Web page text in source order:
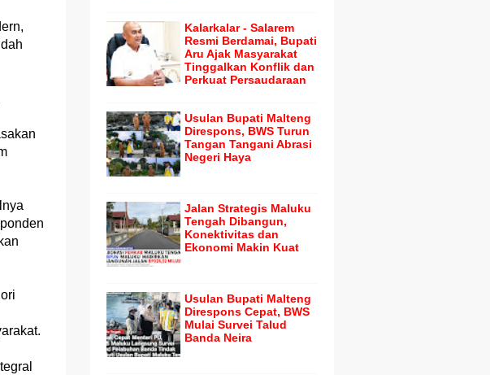
Kalarkalar - Salarem
Resmi Berdamai, Bupati
Aru Ajak Masyarakat
Tinggalkan Konflik dan
Perkuat Persaudaraan
Usulan Bupati Malteng
Direspons, BWS Turun
Tangan Tangani Abrasi
Negeri Haya
Jalan Strategis Maluku
Tengah Dibangun,
Konektivitas dan
Ekonomi Makin Kuat
Usulan Bupati Malteng
Direspons Cepat, BWS
Mulai Survei Talud
Banda Neira